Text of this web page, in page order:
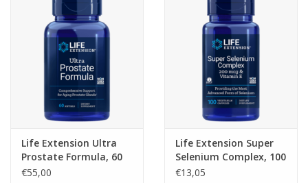
Life Extension Ultra
Prostate Formula, 60
softgels
€55,00
Life Extension Super
Selenium Complex, 100
Vegetarian Capsules
€13,05